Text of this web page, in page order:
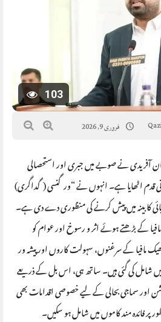
103
فروری 9, 2026
خان آفریدی نے صوبے میں جبری اور استحصالی
قدم اٹھایا ہے۔ انہوں نے “ورگنسی (گداگری)
کابینہ میں پیش کرنے کی منظوری دے دی ہے۔
کے بڑھتے ہوئے اثر و رسوخ اور عوام کو
مافیا کے سرغنوں، سہولت کاروں اور پیشہ ور
کی گئی ہیں۔ ساتھ ہی، اس بل کے ذریعے
اور سماجی بحالی کے لیے خصوصی اقدامات بھی
پر فائدہ مند کاموں میں شامل ہو سکیں۔